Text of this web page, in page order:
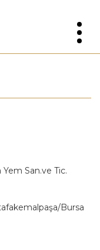
Yem San.ve Tic.
Bursa